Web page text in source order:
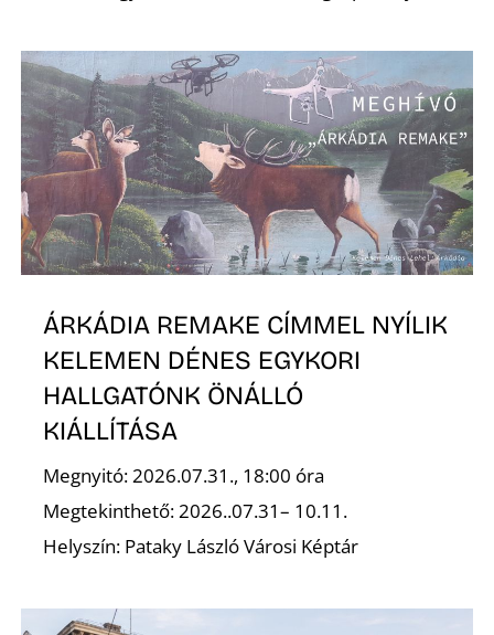
ÁRKÁDIA REMAKE CÍMMEL NYÍLIK
KELEMEN DÉNES EGYKORI
HALLGATÓNK ÖNÁLLÓ
KIÁLLÍTÁSA
Megnyitó: 2026.07.31., 18:00 óra
Megtekinthető: 2026..07.31– 10.11.
Helyszín: Pataky László Városi Képtár